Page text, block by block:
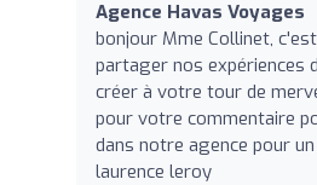
Agence Havas Voyages
bonjour Mme Collinet,
partager nos expériences
créer à votre tour de
pour votre commentaire
dans notre agence pour
laurence leroy